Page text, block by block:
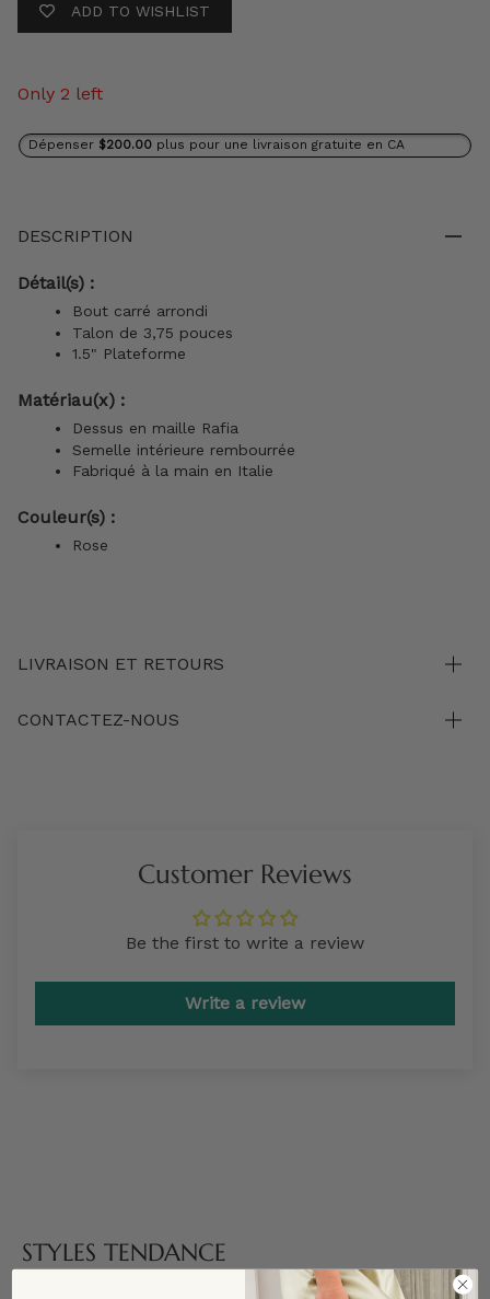
ADD TO WISHLIST
Only 2 left
Dépenser $200.00 plus pour une livraison gratuite en CA
DESCRIPTION
Détail(s) :
Bout carré arrondi
Talon de 3,75 pouces
1.5" Plateforme
Matériau(x) :
Dessus en maille Rafia
Semelle intérieure rembourrée
Fabriqué à la main en Italie
Couleur(s) :
Rose
LIVRAISON ET RETOURS
CONTACTEZ-NOUS
Customer Reviews
Be the first to write a review
Write a review
STYLES TENDANCE